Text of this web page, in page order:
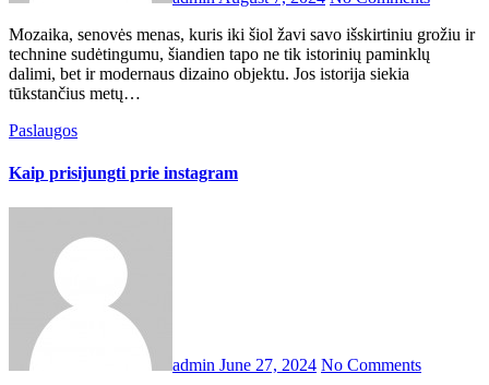
Mozaika, senovės menas, kuris iki šiol žavi savo išskirtiniu grožiu ir
technine sudėtingumu, šiandien tapo ne tik istorinių paminklų
dalimi, bet ir modernaus dizaino objektu. Jos istorija siekia
tūkstančius metų…
Paslaugos
Kaip prisijungti prie instagram
admin June 27, 2024 No Comments